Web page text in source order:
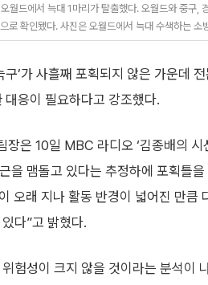
드에서 늑대 1마리가 탈출했다. 오월드와 중구,
로 확인됐다. 사진은 오월드에서 늑대 수색하는
’가 사흘째 포획되지 않은 가운데
응이 필요하다고 강조했다.
은 10일 MBC 라디오 ‘김종배의 시
을 맴돌고 있다는 추정하에 포획틀을
오래 지나 활동 반경이 넓어진 만큼
다”고 밝혔다.
험성이 크지 않을 것이라는 분석이